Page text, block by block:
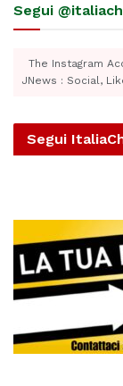
Segui
The Instagram
JNews : Social,
Segui